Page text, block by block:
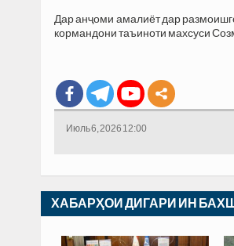
Дар анҷоми амалиёт дар
кормандони таъиноти махсуси
Июль 6, 2026 12:00
ХАБАРҲОИ ДИГАРИ ИН